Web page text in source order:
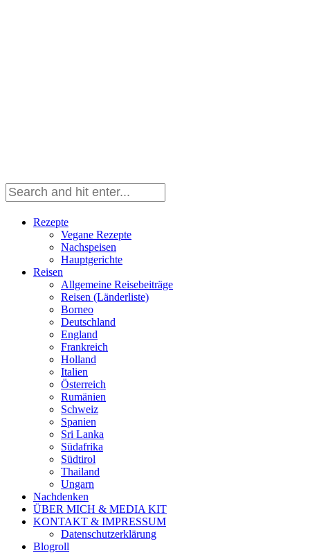
Rezepte
Vegane Rezepte
Nachspeisen
Hauptgerichte
Reisen
Allgemeine Reisebeiträge
Reisen (Länderliste)
Borneo
Deutschland
England
Frankreich
Holland
Italien
Österreich
Rumänien
Schweiz
Spanien
Sri Lanka
Südafrika
Südtirol
Thailand
Ungarn
Nachdenken
ÜBER MICH & MEDIA KIT
KONTAKT & IMPRESSUM
Datenschutzerklärung
Blogroll